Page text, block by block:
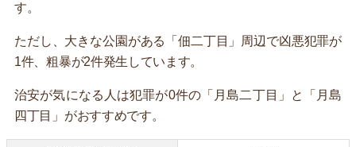
す。
ただし、大きな公園がある「佃二丁目」周辺で凶悪犯罪が
1件、粗暴が2件発生しています。
治安が気になる人は犯罪が0件の「月島二丁目」と「月島
四丁目」がおすすめです。